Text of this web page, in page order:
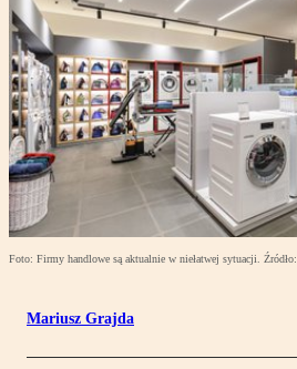
Foto: Firmy handlowe są aktualnie w niełatwej sytuacji.
Mariusz Grajda